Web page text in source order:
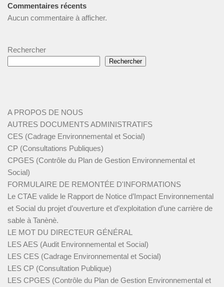
Commentaires récents
Aucun commentaire à afficher.
Rechercher
Rechercher
A PROPOS DE NOUS
AUTRES DOCUMENTS ADMINISTRATIFS
CES (Cadrage Environnemental et Social)
CP (Consultations Publiques)
CPGES (Contrôle du Plan de Gestion Environnemental et
Social)
FORMULAIRE DE REMONTÉE D'INFORMATIONS
Le CTAE valide le Rapport de Notice d’Impact Environnemental
et Social du projet d’ouverture et d’exploitation d’une carrière de
sable à Tanènè.
LE MOT DU DIRECTEUR GÉNÉRAL
LES AES (Audit Environnemental et Social)
LES CES (Cadrage Environnemental et Social)
LES CP (Consultation Publique)
LES CPGES (Contrôle du Plan de Gestion Environnemental et